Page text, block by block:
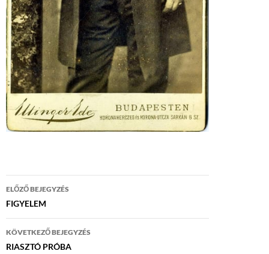
Bejegyzés
navigáció
ELŐZŐ BEJEGYZÉS
FIGYELEM
KÖVETKEZŐ BEJEGYZÉS
RIASZTÓ PRÓBA